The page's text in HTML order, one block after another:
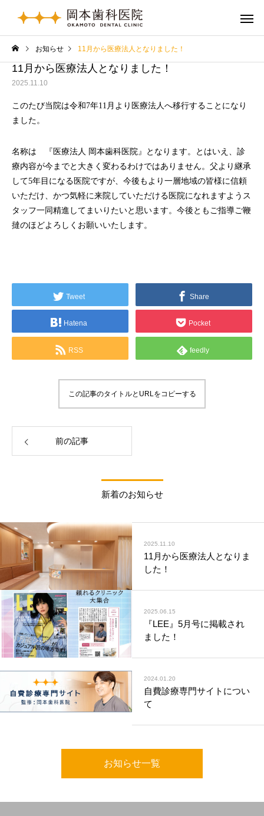
お知らせ 11月から医療法人となりました！
11月から医療法人となりました！
2025.11.10
このたび当院は令和7年11月より医療法人へ移行することになり
ました。
名称は 『医療法人 岡本歯科医院』となります。とはいえ、診
療内容が今までと大きく変わるわけではありません。父より継承
して5年目になる医院ですが、今後もより一層地域の皆様に信頼
いただけ、かつ気軽に来院していただける医院になれますようス
タッフ一同精進してまいりたいと思います。今後ともご指導ご鞭
撻のほどよろしくお願いいたします。
Tweet Share
Hatena Pocket
RSS feedly
この記事のタイトルとURLをコピーする
前の記事
新着のお知らせ
2025.11.10
11月から医療法人となりま
した！
2025.06.15
『LEE』5月号に掲載され
ました！
2024.01.20
自費診療専門サイトについ
て
お知らせ一覧